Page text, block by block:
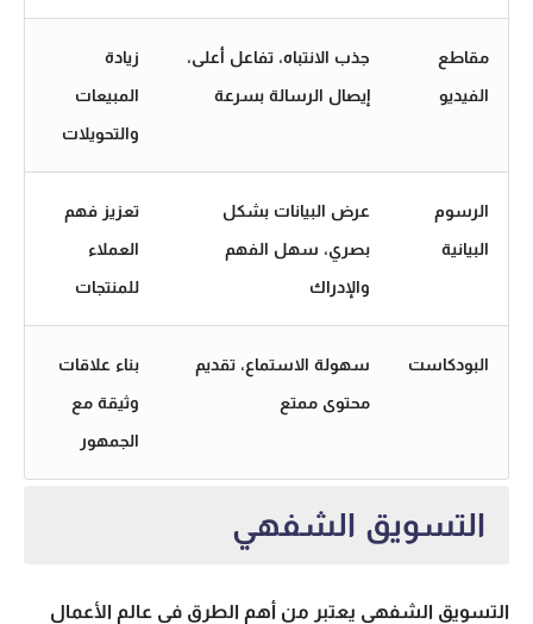
مقاطع
الفيديو
جذب الانتباه، تفاعل أعلى،
إيصال الرسالة بسرعة
زيادة
المبيعات
والتحويلات
الرسوم
البيانية
عرض البيانات بشكل
بصري، سهل الفهم
والإدراك
تعزيز فهم
العملاء
للمنتجات
البودكاست
سهولة الاستماع، تقديم
محتوى ممتع
بناء علاقات
وثيقة مع
الجمهور
التسويق الشفهي
التسويق الشفهي يعتبر من أهم الطرق في عالم الأعمال